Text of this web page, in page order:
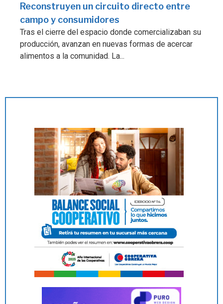
Reconstruyen un circuito directo entre
campo y consumidores
Tras el cierre del espacio donde comercializaban su
producción, avanzan en nuevas formas de acercar
alimentos a la comunidad. La...